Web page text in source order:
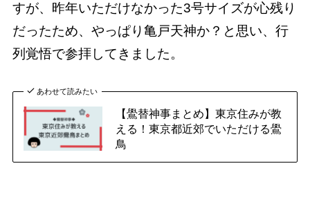
すが、昨年いただけなかった3号サイズが心残り
だったため、やっぱり亀戸天神か？と思い、行
列覚悟で参拝してきました。
あわせて読みたい
【鷽替神事まとめ】東京住みが教
える！東京都近郊でいただける鷽
鳥